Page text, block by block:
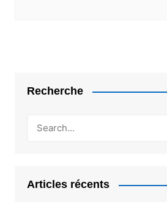
Recherche
Articles récents